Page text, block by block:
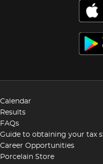
Calendar
Results
FAQs
Guide to obtaining your tax
Career Opportunities
Porcelain Store